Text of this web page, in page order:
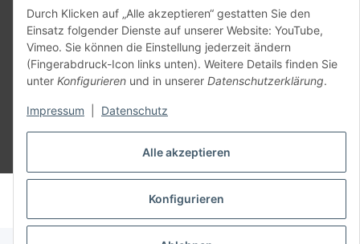
Alle akzeptieren
Konfigurieren
Durch Klicken auf „Alle akzeptieren“ gestatten Sie den
Einsatz folgender Dienste auf unserer Website: YouTube,
Vimeo. Sie können die Einstellung jederzeit ändern
(Fingerabdruck-Icon links unten). Weitere Details finden Sie
unter Konfigurieren und in unserer Datenschutzerklärung.
Impressum Datenschutz
SmoliTec - Safety. Simplified. Worldwide. ( B2B Shop )
Vertrag widerrufen
* Alle Preise inkl. gesetzlicher USt., zzgl.Versand
© voltmaster.de
Powered byJTL-Shop